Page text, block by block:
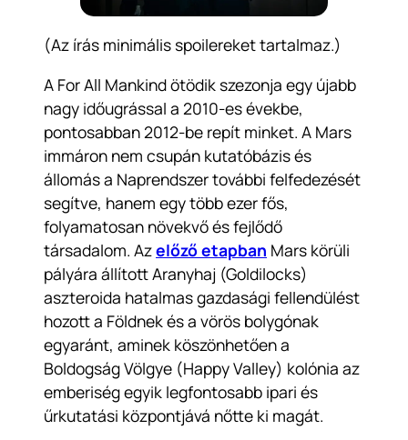
(Az írás minimális spoilereket tartalmaz.)
A For All Mankind ötödik szezonja egy újabb
nagy időugrással a 2010-es évekbe,
pontosabban 2012-be repít minket. A Mars
immáron nem csupán kutatóbázis és
állomás a Naprendszer további felfedezését
segítve, hanem egy több ezer fős,
folyamatosan növekvő és fejlődő
társadalom. Azelőző etapban Mars körüli
pályára állított Aranyhaj (Goldilocks)
aszteroida hatalmas gazdasági fellendülést
hozott a Földnek és a vörös bolygónak
egyaránt, aminek köszönhetően a
Boldogság Völgye (Happy Valley) kolónia az
emberiség egyik legfontosabb ipari és
űrkutatási központjává nőtte ki magát.